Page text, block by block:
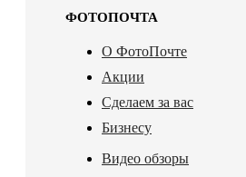
ФОТОПОЧТА
О ФотоПочте
Акции
Сделаем за вас
Бизнесу
Видео обзоры